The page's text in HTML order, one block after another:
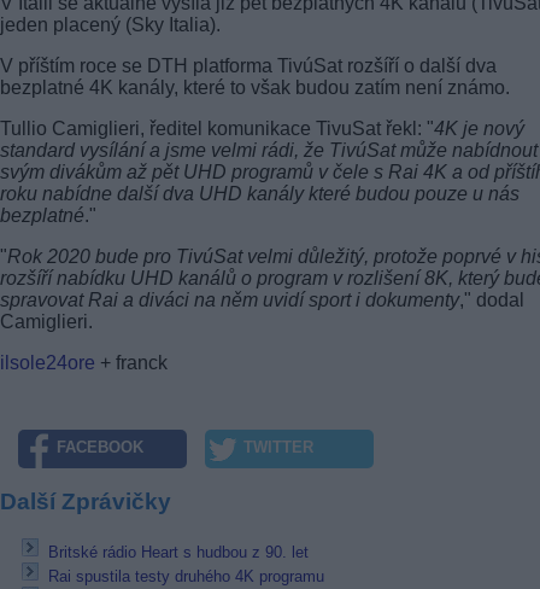
jeden placený (Sky Italia).
V příštím roce se DTH platforma TivúSat rozšíří o další dva
bezplatné 4K kanály, které to však budou zatím není známo.
Tullio Camiglieri, ředitel komunikace TivuSat řekl: "4K je nový
standard vysílání a jsme velmi rádi, že TivúSat může nabídnout
svým divákům až pět UHD programů v čele s Rai 4K a od
roku nabídne další dva UHD kanály které budou pouze u nás
bezplatné."
"Rok 2020 bude pro TivúSat velmi důležitý, protože poprvé v
rozšíří nabídku UHD kanálů o program v rozlišení 8K, který
spravovat Rai a diváci na něm uvidí sport i dokumenty," dodal
Camiglieri.
ilsole24ore + franck
FACEBOOK TWITTER
Další Zprávičky
Britské rádio Heart s hudbou z 90. let
Rai spustila testy druhého 4K programu